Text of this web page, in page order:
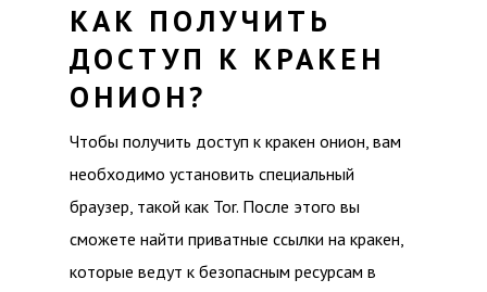
КАК ПОЛУЧИТЬ
ДОСТУП К КРАКЕН
ОНИОН?
Чтобы получить доступ к кракен онион, вам
необходимо установить специальный
браузер, такой как Tor. После этого вы
сможете найти приватные ссылки на кракен,
которые ведут к безопасным ресурсам в